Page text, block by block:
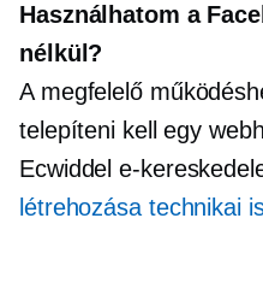
Használhatom a
nélkül?
A megfelelő
telepíteni kell egy
Ecwiddele-
létrehozása technikai